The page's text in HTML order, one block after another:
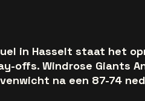
in Hasselt staat het
offs. Windrose Giants
na een 87-74